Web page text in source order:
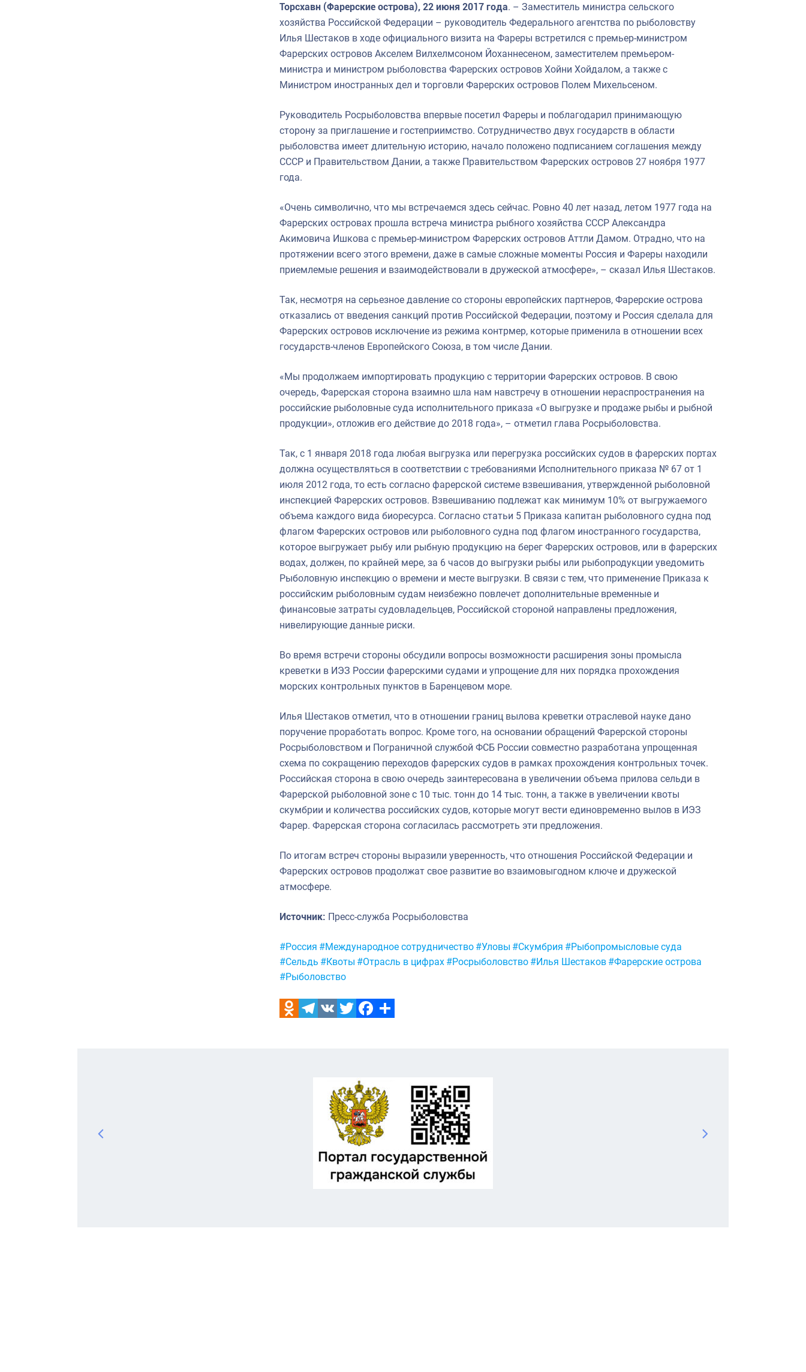
Торсхавн (Фарерские острова), 22 июня 2017 года. – Заместитель министра сельского
хозяйства Российской Федерации – руководитель Федерального агентства по рыболовству
Илья Шестаков в ходе официального визита на Фареры встретился с премьер-министром
Фарерских островов Акселем Вилхелмсоном Йоханнесеном, заместителем премьером-
министра и министром рыболовства Фарерских островов Хойни Хойдалом, а также с
Министром иностранных дел и торговли Фарерских островов Полем Михельсеном.
Руководитель Росрыболовства впервые посетил Фареры и поблагодарил принимающую
сторону за приглашение и гостеприимство. Сотрудничество двух государств в области
рыболовства имеет длительную историю, начало положено подписанием соглашения между
СССР и Правительством Дании, а также Правительством Фарерских островов 27 ноября 1977
года.
«Очень символично, что мы встречаемся здесь сейчас. Ровно 40 лет назад, летом 1977 года на
Фарерских островах прошла встреча министра рыбного хозяйства СССР Александра
Акимовича Ишкова с премьер-министром Фарерских островов Аттли Дамом. Отрадно, что на
протяжении всего этого времени, даже в самые сложные моменты Россия и Фареры находили
приемлемые решения и взаимодействовали в дружеской атмосфере», – сказал Илья Шестаков.
Так, несмотря на серьезное давление со стороны европейских партнеров, Фарерские острова
отказались от введения санкций против Российской Федерации, поэтому и Россия сделала для
Фарерских островов исключение из режима контрмер, которые применила в отношении всех
государств-членов Европейского Союза, в том числе Дании.
«Мы продолжаем импортировать продукцию с территории Фарерских островов. В свою
очередь, Фарерская сторона взаимно шла нам навстречу в отношении нераспространения на
российские рыболовные суда исполнительного приказа «О выгрузке и продаже рыбы и рыбной
продукции», отложив его действие до 2018 года», – отметил глава Росрыболовства.
Так, с 1 января 2018 года любая выгрузка или перегрузка российских судов в фарерских портах
должна осуществляться в соответствии с требованиями Исполнительного приказа № 67 от 1
июля 2012 года, то есть согласно фарерской системе взвешивания, утвержденной рыболовной
инспекцией Фарерских островов. Взвешиванию подлежат как минимум 10% от выгружаемого
объема каждого вида биоресурса. Согласно статьи 5 Приказа капитан рыболовного судна под
флагом Фарерских островов или рыболовного судна под флагом иностранного государства,
которое выгружает рыбу или рыбную продукцию на берег Фарерских островов, или в фарерских
водах, должен, по крайней мере, за 6 часов до выгрузки рыбы или рыбопродукции уведомить
Рыболовную инспекцию о времени и месте выгрузки. В связи с тем, что применение Приказа к
российским рыболовным судам неизбежно повлечет дополнительные временные и
финансовые затраты судовладельцев, Российской стороной направлены предложения,
нивелирующие данные риски.
Во время встречи стороны обсудили вопросы возможности расширения зоны промысла
креветки в ИЭЗ России фарерскими судами и упрощение для них порядка прохождения
морских контрольных пунктов в Баренцевом море.
Илья Шестаков отметил, что в отношении границ вылова креветки отраслевой науке дано
поручение проработать вопрос. Кроме того, на основании обращений Фарерской стороны
Росрыболовством и Пограничной службой ФСБ России совместно разработана упрощенная
схема по сокращению переходов фарерских судов в рамках прохождения контрольных точек.
Российская сторона в свою очередь заинтересована в увеличении объема прилова сельди в
Фарерской рыболовной зоне с 10 тыс. тонн до 14 тыс. тонн, а также в увеличении квоты
скумбрии и количества российских судов, которые могут вести единовременно вылов в ИЭЗ
Фарер. Фарерская сторона согласилась рассмотреть эти предложения.
По итогам встреч стороны выразили уверенность, что отношения Российской Федерации и
Фарерских островов продолжат свое развитие во взаимовыгодном ключе и дружеской
атмосфере.
Источник: Пресс-служба Росрыболовства
Метки:
#Россия #Международное сотрудничество #Уловы #Скумбрия #Рыбопромысловые суда
#Сельдь #Квоты #Отрасль в цифрах #Росрыболовство #Илья Шестаков #Фарерские острова
#Рыболовство